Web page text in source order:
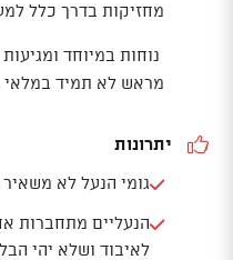
מחזיקות בדרך כלל
מראש לא תמיד במלאי .
יתרונות
גומי הנעל לא משאיר
הנעליים מתחברות
לאיבוד ושלא יהי